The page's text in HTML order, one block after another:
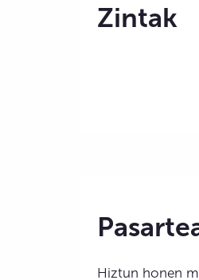
Zintak
Hiztun honen